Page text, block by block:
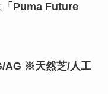
「Puma Future
AG ※天然芝/人工